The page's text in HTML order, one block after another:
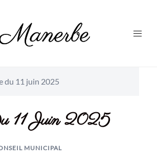
du 11 juin 2025
11 Juin 2025
MUNICIPAL